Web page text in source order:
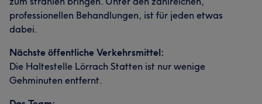
professionellen Behandlungen, ist für jeden etwas
dabei.
Nächste öffentliche Verkehrsmittel:
Die Haltestelle Lörrach Statten ist nur wenige
Gehminuten entfernt.